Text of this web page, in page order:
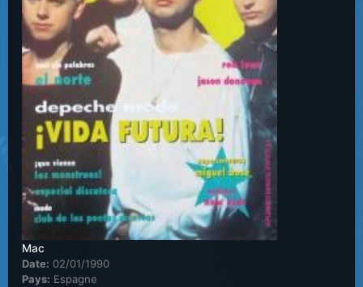
Mac
Date: 02/01/1990
Pays: Espagne